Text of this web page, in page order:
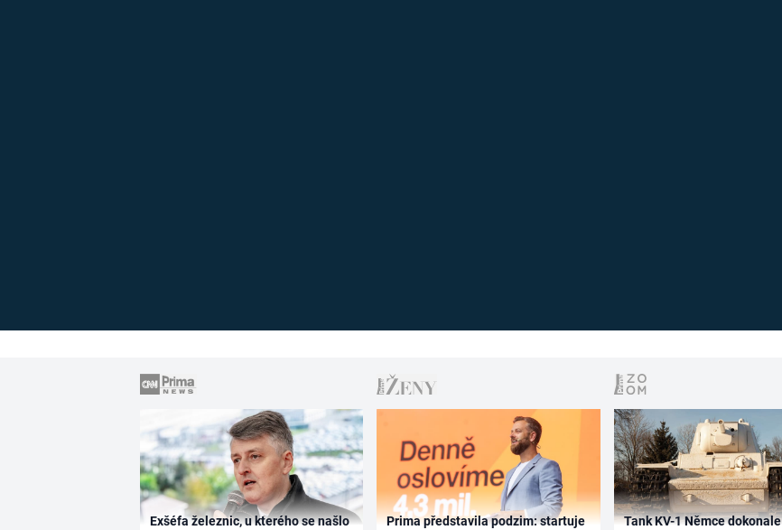
Exšéfa železnic, u kterého se našlo
Prima představila podzim: startuje
Tank KV-1 Němce dokonale